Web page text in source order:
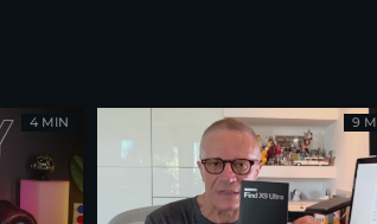
4 MIN 9